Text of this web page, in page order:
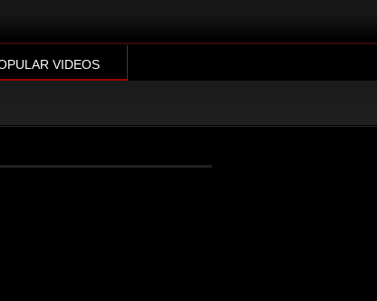
VIDEOS